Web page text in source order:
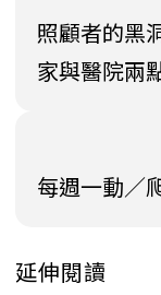
照顧者的黑
家與醫院兩
每週一動／
延伸閱讀